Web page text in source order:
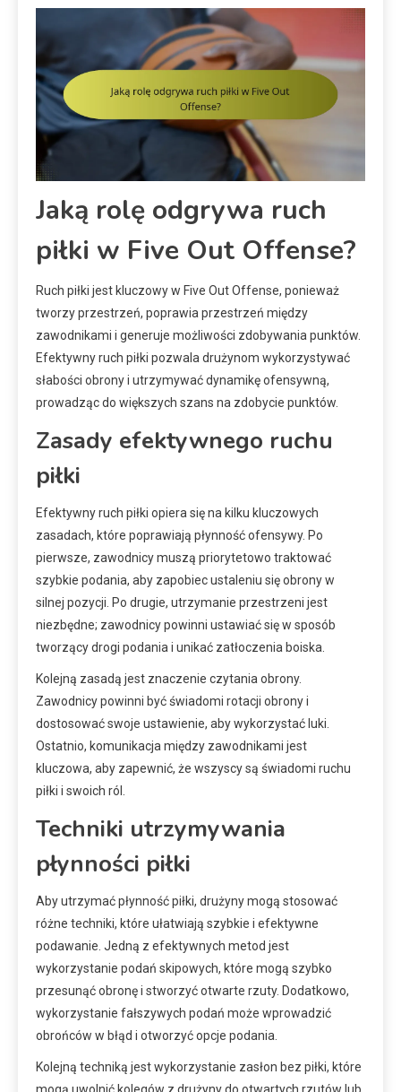
Jaką rolę odgrywa ruch
piłki w Five Out Offense?
Ruch piłki jest kluczowy w Five Out Offense, ponieważ
tworzy przestrzeń, poprawia przestrzeń między
zawodnikami i generuje możliwości zdobywania punktów.
Efektywny ruch piłki pozwala drużynom wykorzystywać
słabości obrony i utrzymywać dynamikę ofensywną,
prowadząc do większych szans na zdobycie punktów.
Zasady efektywnego ruchu
piłki
Efektywny ruch piłki opiera się na kilku kluczowych
zasadach, które poprawiają płynność ofensywy. Po
pierwsze, zawodnicy muszą priorytetowo traktować
szybkie podania, aby zapobiec ustaleniu się obrony w
silnej pozycji. Po drugie, utrzymanie przestrzeni jest
niezbędne; zawodnicy powinni ustawiać się w sposób
tworzący drogi podania i unikać zatłoczenia boiska.
Kolejną zasadą jest znaczenie czytania obrony.
Zawodnicy powinni być świadomi rotacji obrony i
dostosować swoje ustawienie, aby wykorzystać luki.
Ostatnio, komunikacja między zawodnikami jest
kluczowa, aby zapewnić, że wszyscy są świadomi ruchu
piłki i swoich ról.
Techniki utrzymywania
płynności piłki
Aby utrzymać płynność piłki, drużyny mogą stosować
różne techniki, które ułatwiają szybkie i efektywne
podawanie. Jedną z efektywnych metod jest
wykorzystanie podań skipowych, które mogą szybko
przesunąć obronę i stworzyć otwarte rzuty. Dodatkowo,
wykorzystanie fałszywych podań może wprowadzić
obrońców w błąd i otworzyć opcje podania.
Kolejną techniką jest wykorzystanie zasłon bez piłki, które